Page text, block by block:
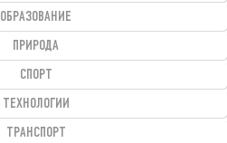
ОБРАЗОВАНИЕ
ПРИРОДА
СПОРТ
ТЕХНОЛОГИИ
ТРАНСПОРТ